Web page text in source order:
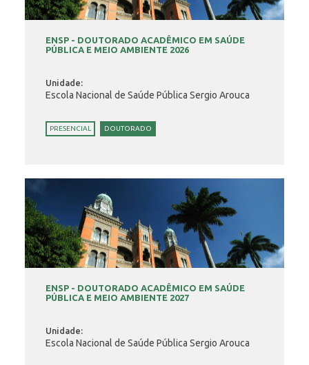
ENSP - DOUTORADO ACADÊMICO EM SAÚDE
PÚBLICA E MEIO AMBIENTE 2026
Unidade:
Escola Nacional de Saúde Pública Sergio Arouca
PRESENCIAL DOUTORADO
ENSP - DOUTORADO ACADÊMICO EM SAÚDE
PÚBLICA E MEIO AMBIENTE 2027
Unidade:
Escola Nacional de Saúde Pública Sergio Arouca